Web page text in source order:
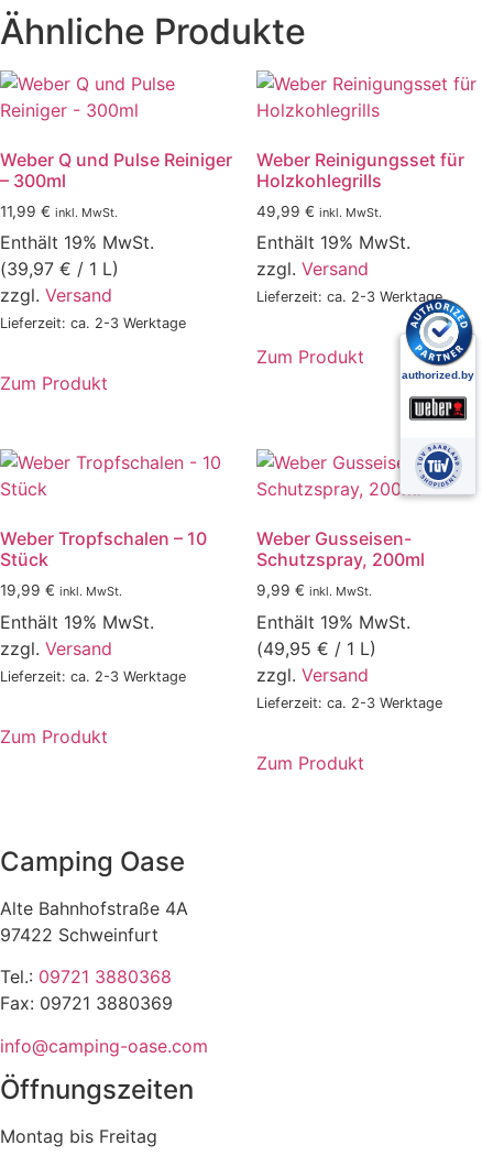
Ähnliche Produkte
Weber Q und Pulse Reiniger
– 300ml
11,99 € inkl. MwSt.
Enthält 19% MwSt.
(39,97 € / 1 L)
zzgl. Versand
Lieferzeit: ca. 2-3 Werktage
Zum Produkt
Weber Reinigungsset für
Holzkohlegrills
49,99 € inkl. MwSt.
Enthält 19% MwSt.
zzgl. Versand
Lieferzeit: ca. 2-3 Werktage
Zum Produkt
Weber Tropfschalen – 10
Stück
19,99 € inkl. MwSt.
Enthält 19% MwSt.
zzgl. Versand
Lieferzeit: ca. 2-3 Werktage
Zum Produkt
Weber Gusseisen-
Schutzspray, 200ml
9,99 € inkl. MwSt.
Enthält 19% MwSt.
(49,95 € / 1 L)
zzgl. Versand
Lieferzeit: ca. 2-3 Werktage
Zum Produkt
Camping Oase
Alte Bahnhofstraße 4A
97422 Schweinfurt
Tel.: 09721 3880368
Fax: 09721 3880369
info@camping-oase.com
Öffnungszeiten
Montag bis Freitag